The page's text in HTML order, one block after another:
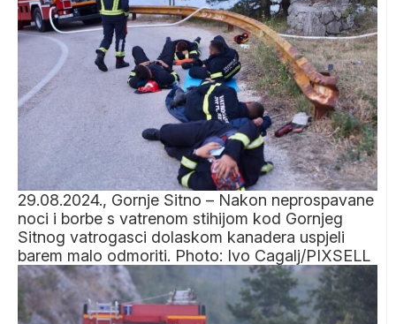
29.08.2024., Gornje Sitno – Nakon neprospavane
noci i borbe s vatrenom stihijom kod Gornjeg
Sitnog vatrogasci dolaskom kanadera uspjeli
barem malo odmoriti. Photo: Ivo Cagalj/PIXSELL